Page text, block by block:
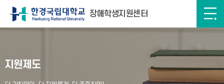
장애학생지원센터
지원제도